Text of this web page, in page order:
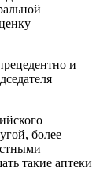
и
более
такие аптеки